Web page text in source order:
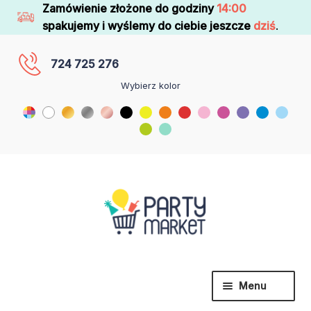
Zamówienie złożone do godziny 14:00
spakujemy i wyślemy do ciebie jeszcze dziś.
724 725 276
Wybierz kolor
Menu